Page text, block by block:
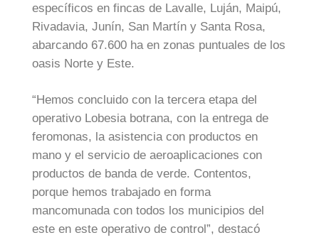
específicos en fincas de Lavalle, Luján, Maipú,
Rivadavia, Junín, San Martín y Santa Rosa,
abarcando 67.600 ha en zonas puntuales de los
oasis Norte y Este.
“Hemos concluido con la tercera etapa del
operativo Lobesia botrana, con la entrega de
feromonas, la asistencia con productos en
mano y el servicio de aeroaplicaciones con
productos de banda de verde. Contentos,
porque hemos trabajado en forma
mancomunada con todos los municipios del
este en este operativo de control”, destacó